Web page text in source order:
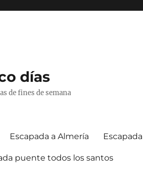
días
de fines de semana
Escapada a Almería
puente todos los santos